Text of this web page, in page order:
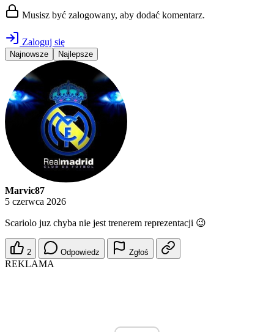
Musisz być zalogowany, aby dodać komentarz.
Zaloguj się
Najnowsze Najlepsze
Marvic87
5 czerwca 2026
Scariolo juz chyba nie jest trenerem reprezentacji 😉
2 Odpowiedz Zgłoś
REKLAMA